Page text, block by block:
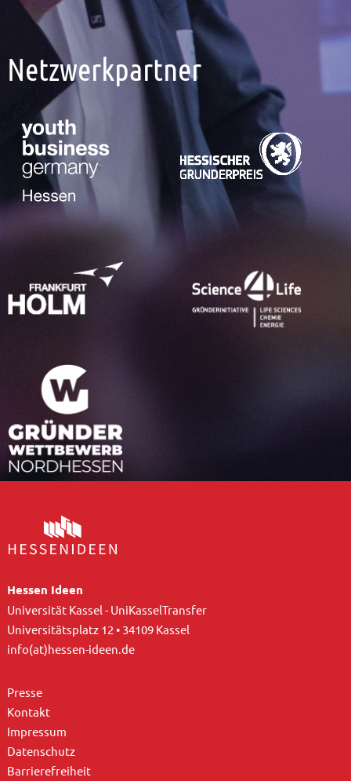
Netzwerkpartner
Hessen Ideen
Universität Kassel - UniKasselTransfer
Universitätsplatz 12 • 34109 Kassel
info(at)hessen-ideen.de
Presse
Kontakt
Impressum
Datenschutz
Barrierefreiheit